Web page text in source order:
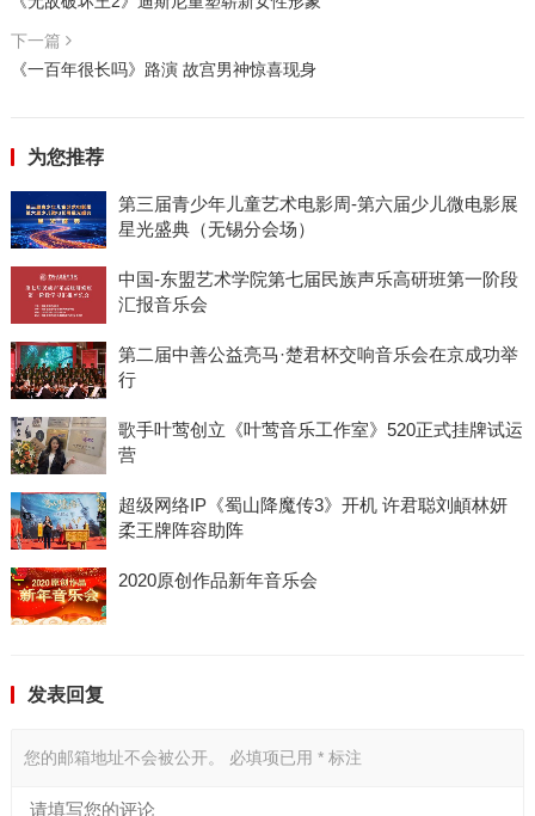
下一篇
《一百年很长吗》路演 故宫男神惊喜现身
为您推荐
第三届青少年儿童艺术电影周-第六届少儿微电影展
星光盛典（无锡分会场）
中国-东盟艺术学院第七届民族声乐高研班第一阶段
汇报音乐会
第二届中善公益亮马·楚君杯交响音乐会在京成功举
行
歌手叶莺创立《叶莺音乐工作室》520正式挂牌试运
营
超级网络IP《蜀山降魔传3》开机 许君聪刘頔林妍
柔王牌阵容助阵
2020原创作品新年音乐会
发表回复
您的邮箱地址不会被公开。 必填项已用 *标注